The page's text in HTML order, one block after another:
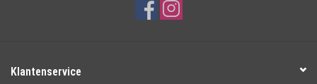
Klantenservice